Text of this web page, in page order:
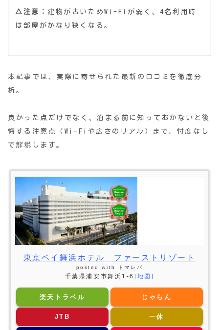
△注意： 建物が古いためWi-Fiが弱く、4名利用時
は部屋がかなり狭くなる。
本記事では、実際に寄せられた最新の口コミを徹底分
析。
良かった点だけでなく、泊まる前に知っておかないと後
悔する注意点（Wi-Fiや広さのリアル）まで、忖度なし
で解説します。
東京ベイ舞浜ホテル ファーストリゾート
posted with トマレバ
千葉県浦安市舞浜1-6 [地図]
楽天トラベル じゃらん
JTB 一休